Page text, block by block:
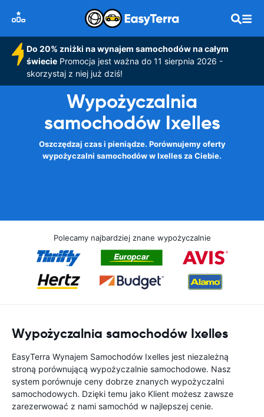
Do 20% zniżki na wynajem samochodów na całym
świeciePromocja jest ważna do 11 sierpnia 2026 -
skorzystaj z niej już dziś!
Wypożyczalnia
samochodów Ixelles
Oszczędzaj czas i pieniądze. Porównujemy oferty
wypożyczalni samochodów w Ixelles za Ciebie.
Polecamy najbardziej znane wypożyczalnie
Wypożyczalnia samochodów Ixelles
EasyTerra Wynajem Samochodów Ixelles jest niezależną
stroną porównującą wypożyczalnie samochodowe. Nasz
system porównuje ceny dobrze znanych wypożyczalni
samochodowych. Dzięki temu jako Klient możesz zawsze
zarezerwować z nami samochód w najlepszej cenie.